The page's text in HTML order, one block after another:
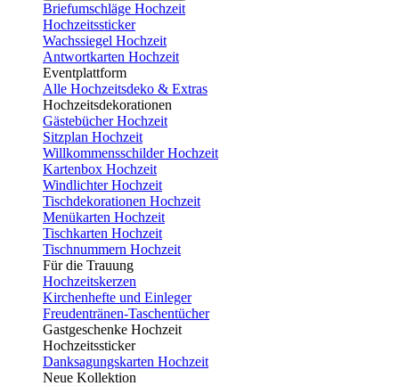
Briefumschläge Hochzeit
Hochzeitssticker
Wachssiegel Hochzeit
Antwortkarten Hochzeit
Eventplattform
Alle Hochzeitsdeko & Extras
Hochzeitsdekorationen
Gästebücher Hochzeit
Sitzplan Hochzeit
Willkommensschilder Hochzeit
Kartenbox Hochzeit
Windlichter Hochzeit
Tischdekorationen Hochzeit
Menükarten Hochzeit
Tischkarten Hochzeit
Tischnummern Hochzeit
Für die Trauung
Hochzeitskerzen
Kirchenhefte und Einleger
Freudentränen-Taschentücher
Gastgeschenke Hochzeit
Hochzeitssticker
Danksagungskarten Hochzeit
Neue Kollektion